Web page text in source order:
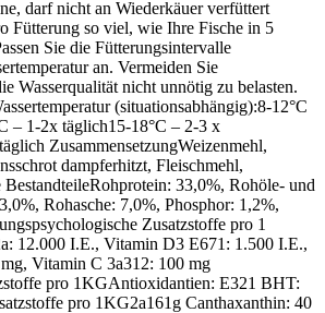
darf nicht an Wiederkäuer verfüttert
Fütterung so viel, wie Ihre Fische in 5
Sie die Fütterungsintervalle
an. Vermeiden Sie
Wasserqualität nicht unnötig zu belasten.
(situationsabhängig):8-12°C
– 1-2x täglich15-18°C – 2-3 x
ZusammensetzungWeizenmehl,
dampferhitzt, Fleischmehl,
33,0%, Rohöle- und
Rohasche: 7,0%, Phosphor: 1,2%,
Zusatzstoffe pro 1
12.000 I.E., Vitamin D3 E671: 1.500 I.E.,
Vitamin C 3a312: 100 mg
pro 1KGAntioxidantien: E321 BHT:
pro 1KG2a161g Canthaxanthin: 40